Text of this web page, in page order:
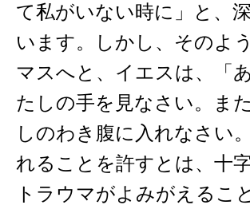
て私がいない時に」と、
います。しかし、そのよ
マスへと、イエスは、「
たしの手を見なさい。ま
しのわき腹に入れなさい
れることを許すとは、十
トラウマがよみがえるこ